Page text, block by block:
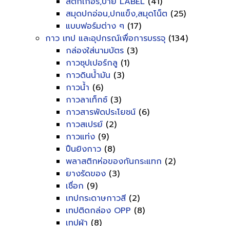
สมุดปกอ่อน,ปกแข็ง,สมุดโน็ต (25)
แบบฟอร์มต่าง ๆ (17)
กาว เทป และอุปกรณ์เพื่อการบรรจุ (134)
กล่องใส่นามบัตร (3)
กาวซุปเปอร์กลู (1)
กาวดินน้ำมัน (3)
กาวน้ำ (6)
กาวลาเท็กซ์ (3)
กาวสารพัดประโยชน์ (6)
กาวสเปรย์ (2)
กาวแท่ง (9)
ปืนยิงกาว (8)
พลาสติกห่อของกันกระแทก (2)
ยางรัดของ (3)
เชื่อก (9)
เทปกระดาษกาวสี (2)
เทปติดกล่อง OPP (8)
เทปผ้า (8)